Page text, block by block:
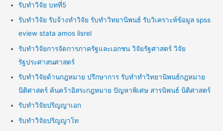
รับทำวิจัย บทที่5
รับทำวิจัย รับจ้างทำวิจัย รับทำวิทยานิพนธ์ รับวิเคราะห์ข้อมูล spss
eview stata amos lisrel
รับทำวิจัยการจัดการภาครัฐและเอกชน วิจัยรัฐศาสตร์ วิจัย
รัฐประศาสนศาสตร์
รับทำวิจัยด้านกฎหมาย ปรึกษาการ รับทำทำวิทยานิพนธ์กฎหมาย
นิติศาสตร์ ค้นคว้าอิสระกฎหมาย ปัญหาพิเศษ สารนิพนธ์ นิติศาสตร์
รับทำวิจัยปริญญาเอก
รับทำวิจัยปริญญาโท